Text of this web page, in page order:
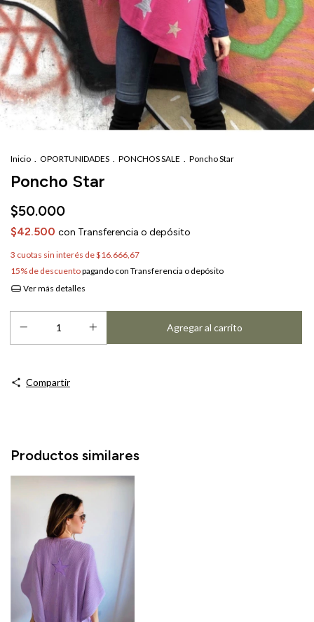
Inicio . OPORTUNIDADES . PONCHOS SALE . Poncho Star
Poncho Star
$50.000
$42.500 con Transferencia o depósito
3 cuotas sin interés de$16.666,67
15% de descuentopagando con Transferencia o depósito
Ver más detalles
Compartir
Productos similares